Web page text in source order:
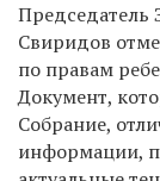
Председатель
Свиридов
по правам
Документ,
Собрание,
информации,